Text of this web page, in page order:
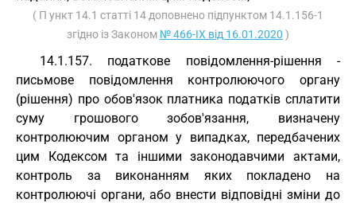
( П ункт 14.1 статті 14 доповнено підпунктом 14.1.156-1
згідно із Законом № 466-IX від 16.01.2020 )
14.1.157. податкове повідомлення-рішення -
письмове повідомлення контролюючого органу
(рішення) про обов'язок платника податків сплатити
суму грошового зобов'язання, визначену
контролюючим органом у випадках, передбачених
цим Кодексом та іншими законодавчими актами,
контроль за виконанням яких покладено на
контролюючі органи, або внести відповідні зміни до